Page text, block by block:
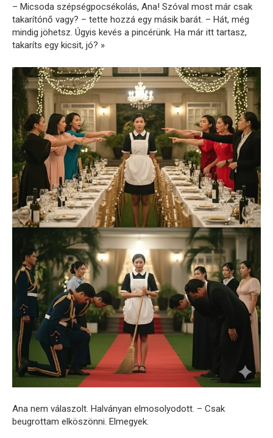
– Micsoda szépségpocsékolás, Ana! Szóval most már csak
takarítónő vagy? – tette hozzá egy másik barát. – Hát, még
mindig jöhetsz. Úgyis kevés a pincérünk. Ha már itt tartasz,
takaríts egy kicsit, jó? »
Ana nem válaszolt. Halványan elmosolyodott. – Csak
beugrottam elköszönni. Elmegyek.